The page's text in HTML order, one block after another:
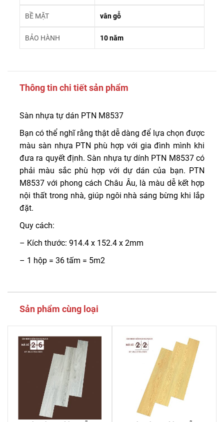
BỀ MẶT vân gỗ
BẢO HÀNH 10 năm
Thông tin chi tiết sản phẩm
Sàn nhựa tự dán PTN M8537
Bạn có thể nghĩ rằng thật dễ dàng để lựa chọn được
màu sàn nhựa PTN phù hợp với gia đình mình khi
đưa ra quyết định. Sàn nhựa tự dính PTN M8537 có
phải màu sắc phù hợp với dự dán của bạn. PTN
M8537 với phong cách Châu Âu, là màu dễ kết hợp
nội thất trong nhà, giúp ngôi nhà sáng bừng khi lắp
đặt.
Quy cách:
– Kích thước: 914.4 x 152.4 x 2mm
– 1 hộp = 36 tấm = 5m2
Sản phẩm cùng loại